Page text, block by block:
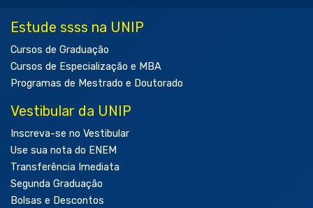
Estude ssss na UNIP
Cursos de Graduação
Cursos de Especialização e MBA
Programas de Mestrado e Doutorado
Vestibular da UNIP
Inscreva-se no Vestibular
Use sua nota do ENEM
Transferência Imediata
Segunda Graduação
Bolsas e Descontos